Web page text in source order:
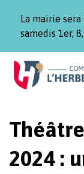
La mairie
samedis 1er,
Aller
Aller
contenu
Aller
pied
2024 :